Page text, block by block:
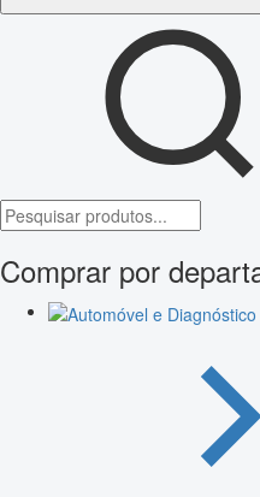
Comprar por